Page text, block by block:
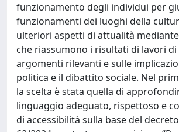
funzionamento degli individui per
funzionamenti dei luoghi della
ulteriori aspetti di attualità
che riassumono i risultati di lavori di
argomenti rilevanti e sulle
politica e il dibattito sociale. Nel
la scelta è stata quella di
linguaggio adeguato, rispettoso e
di accessibilità sulla base del